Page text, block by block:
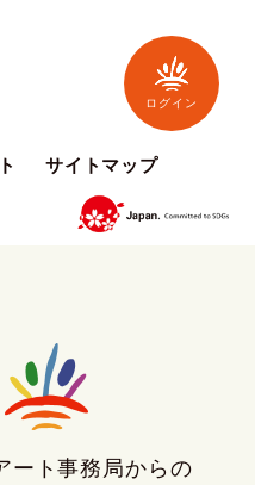
サイトマップ
ログイン
ート事務局からの